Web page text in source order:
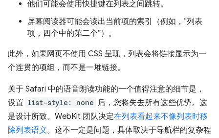
他们可能会使用快捷键在列表之间跳转。
屏幕阅读器可能会读出当前项的索引（例如，“列表
项，四个中的第二个”）。
此外，如果网页不使用 CSS 呈现，列表会将链接显示为一
个连贯的项组，而不是一堆链接。
关于 Safari 中的语音朗读功能的一个值得注意的细节是，
设置 list-style: none 后，您将失去所有这些优势。这
是设计所致。WebKit 团队决定在列表看起来不像列表时移
除列表语义 。这不一定是问题，具体取决于导航栏的复杂程